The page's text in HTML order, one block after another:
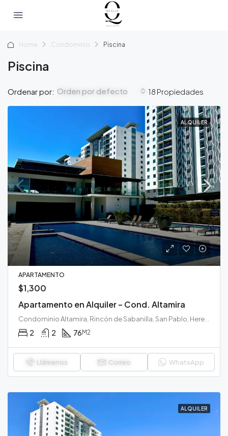
Home Condominio Piscina
Piscina
18 Propiedades
Ordenar por: Orden por defecto
ALQUILER
APARTAMENTO
$1,300
Apartamento en Alquiler – Cond. Altamira
2 2 76M2
Llámenos Correo WhatsApp
ALQUILER